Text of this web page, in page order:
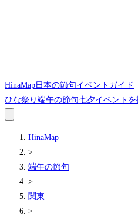
HinaMap 日本の節句イベントガイド
ひな祭り 端午の節句七夕イベントを
HinaMap
>
端午の節句
>
関東
>